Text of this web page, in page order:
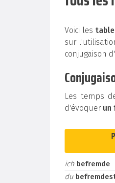
Voici les
sur
conjugaison
Les temps
d'évoquer un
ich befremde
du